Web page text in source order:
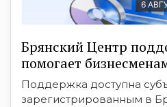
6
Брянский Центр
помогает
Поддержка доступна
зарегистрированным в